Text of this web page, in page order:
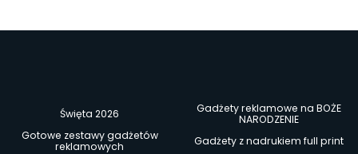
Święta 2026
Gadżety reklamowe na BOŻE
NARODZENIE
Gotowe zestawy gadżetów
reklamowych
Gadżety z nadrukiem full print